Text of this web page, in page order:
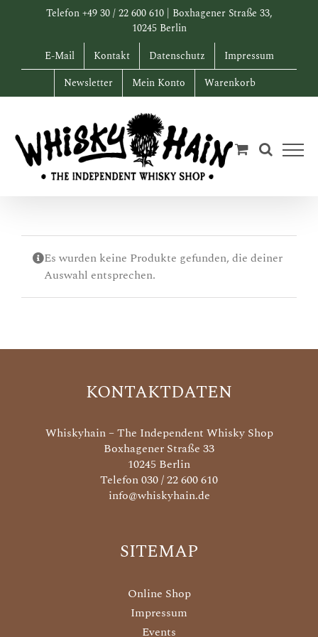
Telefon +49 30 / 22 600 610 | Boxhagener Straße 33,
10245 Berlin
E-Mail
Kontakt Datenschutz
Impressum
Newsletter
Mein Konto Warenkorb
Es wurden keine Produkte gefunden, die deiner
Auswahl entsprechen.
KONTAKTDATEN
Whiskyhain – The Independent Whisky Shop
Boxhagener Straße 33
10245 Berlin
Telefon 030 / 22 600 610
info@whiskyhain.de
SITEMAP
Online Shop
Impressum
Events